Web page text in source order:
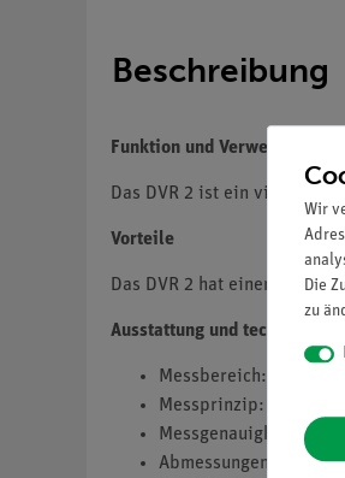
Beschreibung
Funktion und Verwendung
Das DVR 2 ist ein vielseitig
Vorteile
Das DVR 2 hat einen
Ausstattung und technische
Messbereich: 1080
Messprinzip:
Messgenauigkeit: < 1
Abmessungen (L x B x
Wir
Die
zu